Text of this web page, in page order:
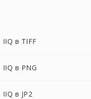
IIQ в TIFF
IIQ в PNG
IIQ в JP2